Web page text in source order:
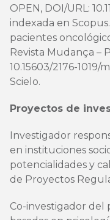
OPEN, DOI/URL:
indexada en
pacientes
Revista Mudança –
10.15603/2176-
Scielo.
Proyectos de
Investigador
en instituciones
potencialidades y
de Proyectos
Co-investigador del